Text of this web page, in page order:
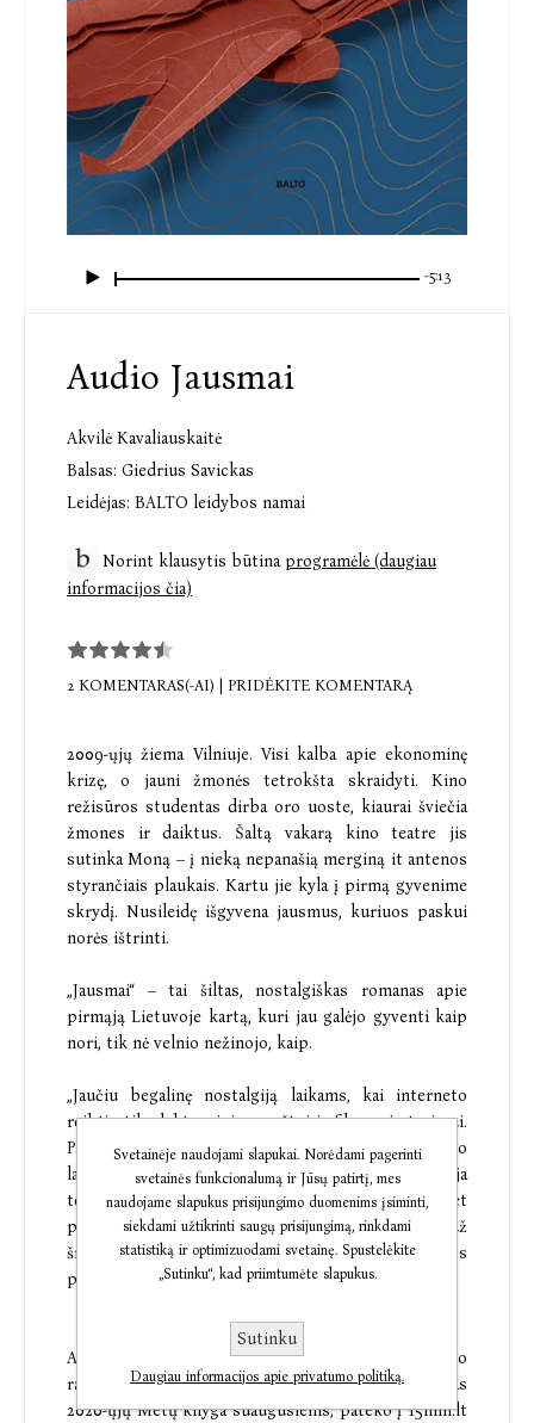
-5:13
Audio Jausmai
Akvilė Kavaliauskaitė
Balsas: Giedrius Savickas
Leidėjas: BALTO leidybos namai
Norint klausytis būtinaprogramėlė (daugiau
informacijos čia)
2 KOMENTARAS(-AI) PRIDĖKITE KOMENTARĄ
2009-ųjų žiema Vilniuje. Visi kalba apie ekonominę
krizę, o jauni žmonės tetrokšta skraidyti. Kino
režisūros studentas dirba oro uoste, kiaurai šviečia
žmones ir daiktus. Šaltą vakarą kino teatre jis
sutinka Moną – į nieką nepanašią merginą it antenos
styrančiais plaukais. Kartu jie kyla į pirmą gyvenime
skrydį. Nusileidę išgyvena jausmus, kuriuos paskui
norės ištrinti.
„Jausmai“ – tai šiltas, nostalgiškas romanas apie
pirmąją Lietuvoje kartą, kuri jau galėjo gyventi kaip
nori, tik nė velnio nežinojo, kaip.
„Jaučiu begalinę nostalgiją laikams, kai interneto
reikėjo tik elektroniniam paštui ir filmų piratavimui.
Pasiilgstu paauglystės draugių balsų kitame telefono
laido gale ar netikėto skambučio į duris. Nostalgija
tokia stipri, kad mane romantiškai nuteikia net
prirūkytas automobilio salonas. Ačiū nostalgijai už
šitą knygą. Jei ne šis jausmas, niekaip nebūčiau jos
parašiusi.“ – Akvilė Kavaliauskaitė, autorė
Akvilė Kavaliauskaitė – žurnalistė, rašytoja, kūrybinio
rašymo lektorė. Jos novelių rinkinys „Kūnai“ išrinktas
2020-ųjų Metų knyga suaugusiems, pateko į 15min.lt
Svetainėje naudojami slapukai. Norėdami pagerinti
svetainės funkcionalumą ir Jūsų patirtį, mes
naudojame slapukus prisijungimo duomenims įsiminti,
siekdami užtikrinti saugų prisijungimą, rinkdami
statistiką ir optimizuodami svetainę. Spustelėkite
„Sutinku“, kad priimtumėte slapukus.
Sutinku
Daugiau informacijos apie privatumo politiką.